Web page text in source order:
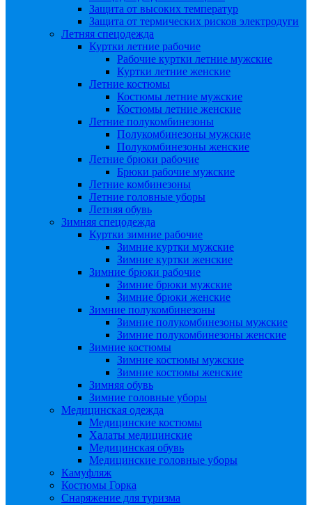
Защита от высоких температур
Защита от термических рисков электродуги
Летняя спецодежда
Куртки летние рабочие
Рабочие куртки летние мужские
Куртки летние женские
Летние костюмы
Костюмы летние мужские
Костюмы летние женские
Летние полукомбинезоны
Полукомбинезоны мужские
Полукомбинезоны женские
Летние брюки рабочие
Брюки рабочие мужские
Летние комбинезоны
Летние головные уборы
Летняя обувь
Зимняя спецодежда
Куртки зимние рабочие
Зимние куртки мужские
Зимние куртки женские
Зимние брюки рабочие
Зимние брюки мужские
Зимние брюки женские
Зимние полукомбинезоны
Зимние полукомбинезоны мужские
Зимние полукомбинезоны женские
Зимние костюмы
Зимние костюмы мужские
Зимние костюмы женские
Зимняя обувь
Зимние головные уборы
Медицинская одежда
Медицинские костюмы
Халаты медицинские
Медицинская обувь
Медицинские головные уборы
Камуфляж
Костюмы Горка
Снаряжение для туризма